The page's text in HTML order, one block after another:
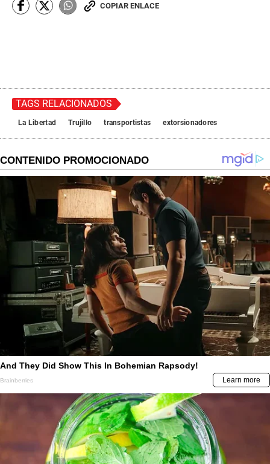
COPIAR ENLACE
TAGS RELACIONADOS
La Libertad Trujillo transportistas extorsionadores